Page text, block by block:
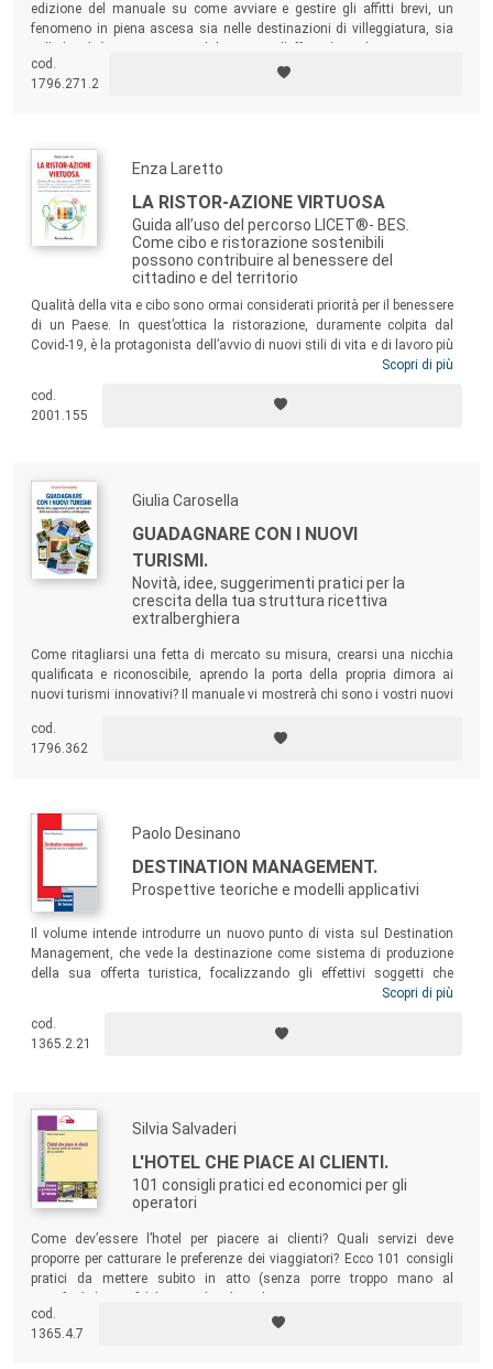
edizione del manuale su come avviare e gestire gli affitti brevi, un
fenomeno in piena ascesa sia nelle destinazioni di villeggiatura, sia
degli eventi.
cod.
1796.271.2
Enza Laretto
LA RISTOR-AZIONE VIRTUOSA
Guida all’uso del percorso LICET®- BES.
Come cibo e ristorazione sostenibili
possono contribuire al benessere del
cittadino e del territorio
Qualità della vita e cibo sono ormai considerati priorità per il benessere
di un Paese. In quest’ottica la ristorazione, duramente colpita dal
Covid-19, è la protagonista dell’avvio di nuovi stili di vita e di lavoro più
attenti ai bisogni economici, sociali e ambientali. Questa guida vuole
elabora capitolati e anche i clienti/utenti a collaborare in modo
organizzato e far proprie e applicare le 8 fasi del percorso di sviluppo
Scopri di più
cod.
2001.155
Giulia Carosella
GUADAGNARE CON I NUOVI
TURISMI.
Novità, idee, suggerimenti pratici per la
crescita della tua struttura ricettiva
extralberghiera
Come ritagliarsi una fetta di mercato su misura, crearsi una nicchia
qualificata e riconoscibile, aprendo la porta della propria dimora ai
nuovi turismi innovativi? Il manuale vi mostrerà chi sono i vostri nuovi
loro aspettative.
cod.
1796.362
Paolo Desinano
DESTINATION MANAGEMENT.
Prospettive teoriche e modelli applicativi
Il volume intende introdurre un nuovo punto di vista sul Destination
Management, che vede la destinazione come sistema di produzione
della sua offerta turistica, focalizzando gli effettivi soggetti che
concepiscono, progettano, implementano, vendono e gestiscono i
consulenti e studenti, ma anche a business manager e pubblici
amministratori interessati ad approfondire l’articolata tematica del
Scopri di più
cod.
1365.2.21
Silvia Salvaderi
L'HOTEL CHE PIACE AI CLIENTI.
101 consigli pratici ed economici per gli
operatori
Come dev’essere l’hotel per piacere ai clienti? Quali servizi deve
proporre per catturare le preferenze dei viaggiatori? Ecco 101 consigli
pratici da mettere subito in atto (senza porre troppo mano al
sorprenderli con dettagli inediti e di grande effetto.
cod.
1365.4.7